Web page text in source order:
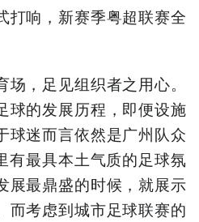
打响，新赛季粤超联赛全
，足见组织者之用心。
球的发展历程，即便设施
球迷而言依然是广州队众
最具本土气质的足球氛
展最鼎盛的时候，就展示
而考虑到城市足球联赛的